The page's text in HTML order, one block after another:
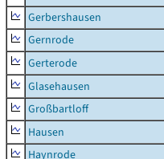
Gerbershausen
Gernrode
Gerterode
Glasehausen
Großbartloff
Hausen
Haynrode